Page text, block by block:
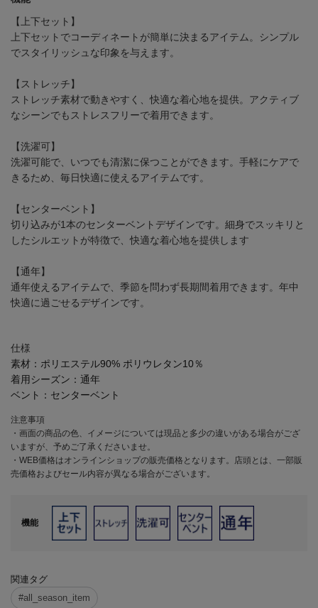
【上下セット】
上下セットでコーディネートが簡単に決まるアイテム。シンプル
でスタイリッシュな印象を与えます。
【ストレッチ】
ストレッチ素材で動きやすく、快適な着心地を提供。アクティブ
なシーンでもストレスフリーで着用できます。
【洗濯可】
洗濯可能で、いつでも清潔に保つことができます。手軽にケアで
きるため、毎日快適に使えるアイテムです。
【センターベント】
切り込みが1本のセンターベントデザインです。細身でスッキリと
したシルエットが特徴で、快適な着心地を提供します
【通年】
通年使えるアイテムで、季節を問わず長期間着用できます。年中
快適に過ごせるデザインです。
仕様
素材： ポリエステル90% ポリウレタン10％
着用シーズン： 通年
ベント： センターベント
注意事項
・画面の商品の色、イメージについては現品と多少の違いがある場合がござ
いますが、予めご了承くださいませ。
・WEB価格はオンラインショップの販売価格となります。店頭とは、一部販
売価格およびセール内容が異なる場合がございます。
機能
関連タグ
#all_season_item